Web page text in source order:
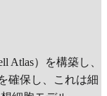
Atlas）を構築し、
確保し、これは細